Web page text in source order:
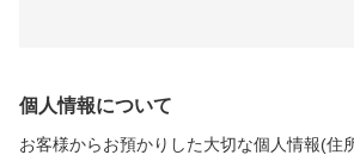
個人情報について
お客様からお預かりした大切な個人情報(住